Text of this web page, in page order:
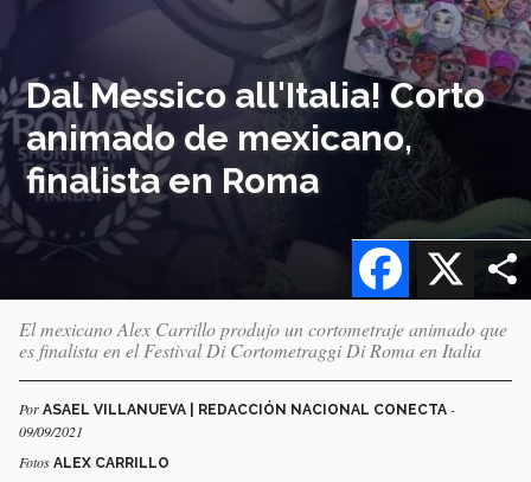
Dal Messico all'Italia! Corto
animado de mexicano,
finalista en Roma
X
Facebook
El mexicano Alex Carrillo produjo un cortometraje animado que
es finalista en el Festival Di Cortometraggi Di Roma en Italia
Por ASAEL VILLANUEVA | REDACCIÓN NACIONAL CONECTA -
09/09/2021
Fotos ALEX CARRILLO